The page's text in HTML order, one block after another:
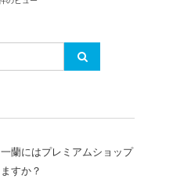
蘭にはプレミアムショップ
すか？